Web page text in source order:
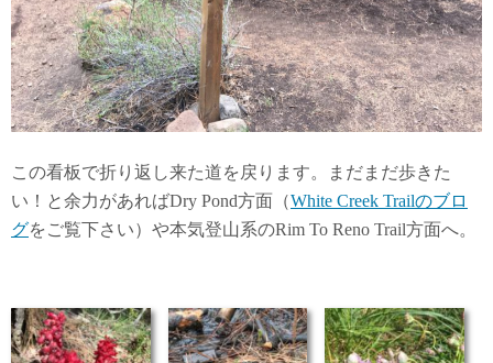
この看板で折り返し来た道を戻ります。まだまだ歩きた
い！と余力があればDry Pond方面（White Creek Trailのブロ
グをご覧下さい）や本気登山系のRim To Reno Trail方面へ。